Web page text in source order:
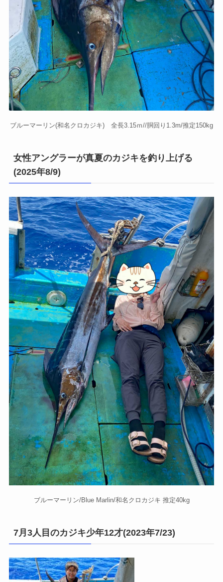
ブルーマーリン(和名クロカジキ) 全長3.15ｍ//胴回り1.3m/推定150kg
女性アングラーが真夏のカジキを釣り上げる
(2025年8/9)
ブルーマーリン/Blue Marlin/和名クロカジキ 推定40kg
7月3人目のカジキ少年12才(2023年7/23)